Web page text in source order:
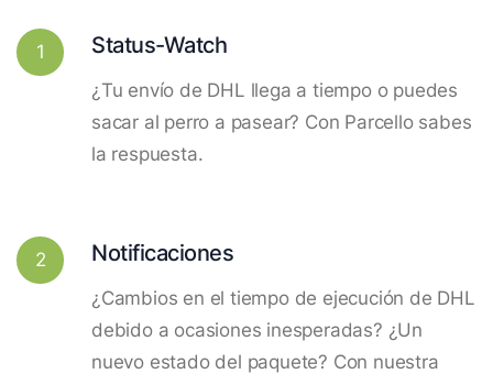
1 Status-Watch
¿Tu envío de DHL llega a tiempo o puedes
sacar al perro a pasear? Con Parcello sabes
la respuesta.
2 Notificaciones
¿Cambios en el tiempo de ejecución de DHL
debido a ocasiones inesperadas? ¿Un
nuevo estado del paquete? Con nuestra